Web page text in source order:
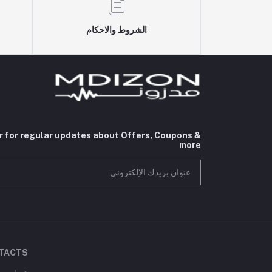
الشروط والاحكام
regular updates about Offers, Coupons &
more